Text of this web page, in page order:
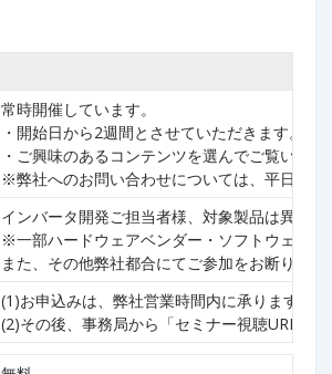
常時開催しています。
・開始日から2週間とさせていただきます。お
・ご興味のあるコンテンツを選んでご覧いた
※弊社へのお問い合わせについては、平日
インバータ開発ご担当者様、対象製品は異な
※一部ハードウェアベンダー・ソフトウェア
また、その他弊社都合にてご参加をお断りす
(1)お申込みは、弊社営業時間内に承ります。
(2)その後、事務局から「セミナー視聴URL、